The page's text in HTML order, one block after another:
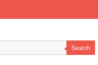
Search